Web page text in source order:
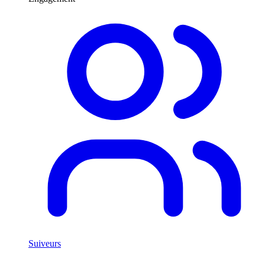
Suiveurs